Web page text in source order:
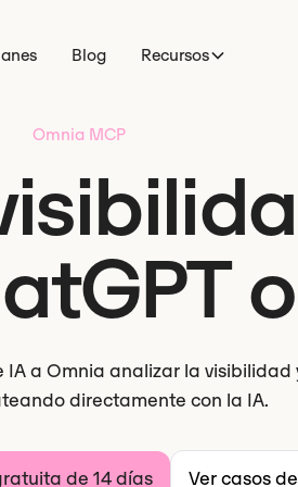
Blog Recursos
Omnia MCP
a Omnia analizar la visibilidad
directamente con la IA.
de 14 días Ver casos